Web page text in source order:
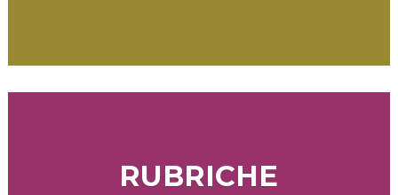
RUBRICHE